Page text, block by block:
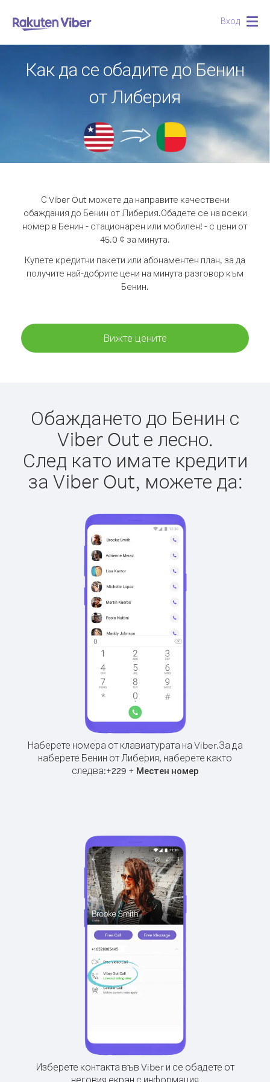
Вход
Как да се обадите до Бенин
от Либерия
С Viber Out можете да направите качествени
обаждания до Бенин от Либерия.Обадете се на всеки
номер в Бенин - стационарен или мобилен! - с цени от
45.0 ¢ за минута.
Купете кредитни пакети или абонаментен план, за да
получите най-добрите цени на минута разговор към
Бенин.
Вижте цените
Обаждането до Бенин с
Viber Out е лесно.
След като имате кредити
за Viber Out, можете да:
Наберете номера от клавиатурата на Viber.За да
наберете Бенин от Либерия, наберете както
следва:+229 + Местен номер
Изберете контакта във Viber и се обадете от
неговия екран с информация